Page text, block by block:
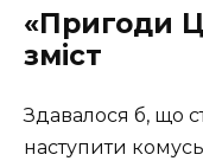
«Пригоди
зміст
Здавалося б, що
наступити